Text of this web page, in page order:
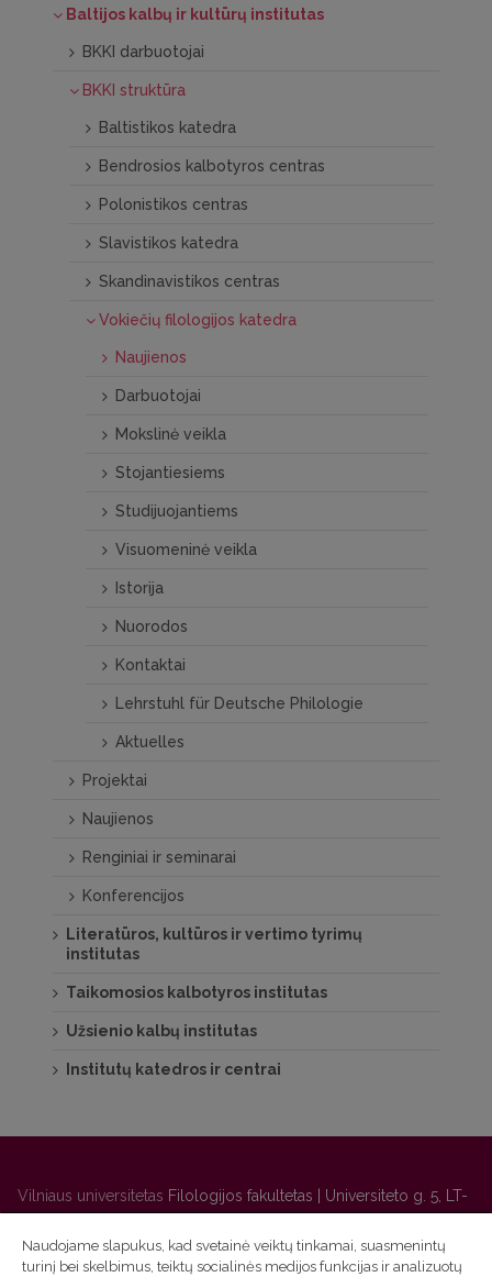
Baltijos kalbų ir kultūrų institutas
BKKI darbuotojai
BKKI struktūra
Baltistikos katedra
Bendrosios kalbotyros centras
Polonistikos centras
Slavistikos katedra
Skandinavistikos centras
Vokiečių filologijos katedra
Naujienos
Darbuotojai
Mokslinė veikla
Stojantiesiems
Studijuojantiems
Visuomeninė veikla
Istorija
Nuorodos
Kontaktai
Lehrstuhl für Deutsche Philologie
Aktuelles
Projektai
Naujienos
Renginiai ir seminarai
Konferencijos
Literatūros, kultūros ir vertimo tyrimų
institutas
Taikomosios kalbotyros institutas
Užsienio kalbų institutas
Institutų katedros ir centrai
Vilniaus universitetas Filologijos fakultetas | Universiteto g. 5, LT-
01131 Vilnius
Studijų skyriaus(studijų ir tvarkaraščio klausimai) tel. (0 5) 268
Naudojame slapukus, kad svetainė veiktų tinkamai, suasmenintų
turinį bei skelbimus, teiktų socialinės medijos funkcijas ir analizuotų